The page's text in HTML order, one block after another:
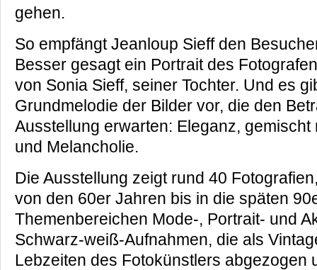
gehen.
So empfängt Jeanloup Sieff den
Besser gesagt ein Portrait des
von Sonia Sieff, seiner Tochter. Und es
Grundmelodie der Bilder vor, die den
Ausstellung erwarten: Eleganz, gemischt
und Melancholie.
Die Ausstellung zeigt rund 40
von den 60er Jahren bis in die späten
Themenbereichen Mode-, Portrait- und
Schwarz-weiß-Aufnahmen, die als
Lebzeiten des Fotokünstlers abgezogen